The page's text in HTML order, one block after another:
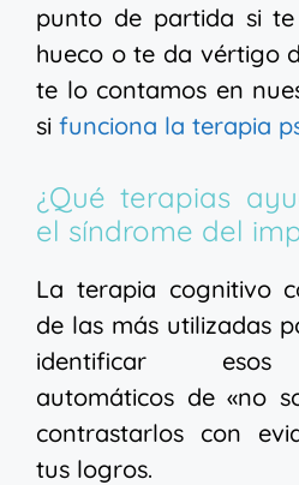
punto de partida si
hueco o te da vértigo
te lo contamos en
si funciona la terapia
¿Qué terapias
el síndrome del
La terapia cognitivo
de las más utilizadas
identificar esos
automáticos de «no
contrastarlos con
tus logros.